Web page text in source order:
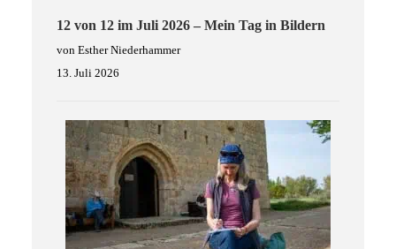
12 von 12 im Juli 2026 – Mein Tag in Bildern
von Esther Niederhammer
13. Juli 2026